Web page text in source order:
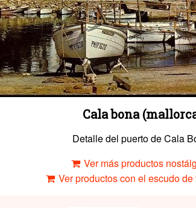
Cala bona
Detalle del puerto de Cala
Ver más productos
Ver productos con el escudo